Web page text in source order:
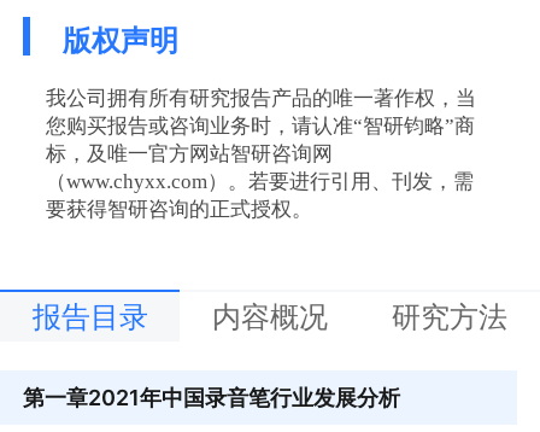
版权声明
我公司拥有所有研究报告产品的唯一著作权，当
您购买报告或咨询业务时，请认准“智研钧略”商
标，及唯一官方网站智研咨询网
（www.chyxx.com）。若要进行引用、刊发，需
要获得智研咨询的正式授权。
报告目录 内容概况 研究方法
第一章2021年中国录音笔行业发展分析